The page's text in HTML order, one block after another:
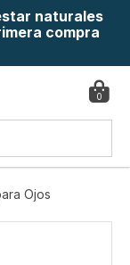
naturales
compra
0
Ojos